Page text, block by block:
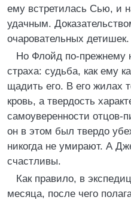
ему встретилась Сью, и
удачным.
очаровательных детишек.
Но Флойд по-прежнему
страха: судьба, как ему
щадить его. В его жилах
кровь, а твердость
самоуверенности
он в этом был твердо
никогда не умирают. А
счастливы.
Как правило, в
месяца, после чего